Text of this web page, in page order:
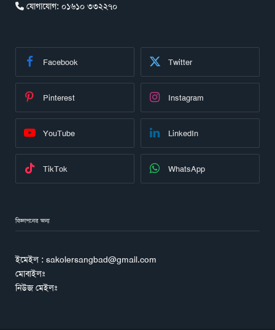
যোগাযোগ: ০১৬১০ ৩৩২২৭০
Facebook Twitter
Pinterest Instagram
YouTube LinkedIn
TikTok WhatsApp
বিজ্ঞাপনের জন্য
ইমেইল : sakolersangbad@gmail.com
মোবাইলঃ
নিউজ মেইলঃ